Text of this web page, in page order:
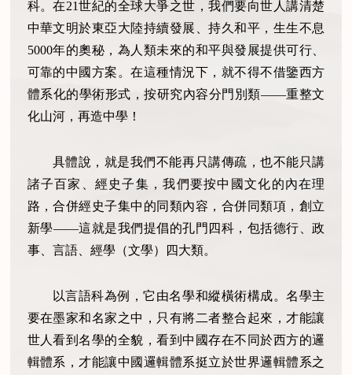
科。在21世紀的全球大爭之世，我們要向世人講清楚
中華文明於東亞大陸持續發展、持久和平，生生不息
5000年的奧秘，為人類未來的和平與發展提供可行、
可靠的中國方案。在這種情況下，就不得不借鑒西方
體系化的學術形式，按研究內容分門別類——重整文
化山河，再造中學！
具體說，就是我們不能再只講傳疏，也不能只講
諸子百家、經史子集，我們要按中國文化的內在理
路，合併經史子集中的同類內容，合併同類項，創立
新學——這就是我們提倡的孔門四科，包括德行、政
事、言語、經學（文學）四大類。
以言語科為例，它由名學和縱橫術構成。名學主
要在墨家和名家之中，只有將二者整合起來，才能讓
世人看到名學的全貌，看到中國存在不同於西方的邏
輯體系，才能讓中國邏輯體系挺立於世界邏輯體系之